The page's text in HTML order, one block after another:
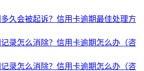
久会被起诉？信用卡逾期最佳处理方
录怎么消除？信用卡逾期怎么办（咨
录怎么消除？信用卡逾期怎么办（咨